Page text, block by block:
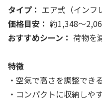
タイプ： エア式（インフ
価格目安： 約1,348〜
おすすめシーン： 荷物を
特徴
・空気で高さを調整できる
・コンパクトに収納しや